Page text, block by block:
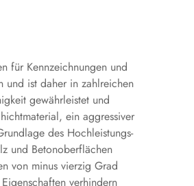
für Kennzeichnungen und
und ist daher in zahlreichen
gewährleistet und
ein aggressiver
des Hochleistungs-
und Betonoberflächen
von minus vierzig Grad
verhindern